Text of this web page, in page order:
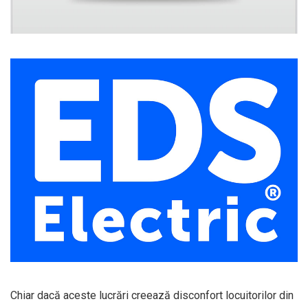
Chiar dacă aceste lucrări creează disconfort locuitorilor din